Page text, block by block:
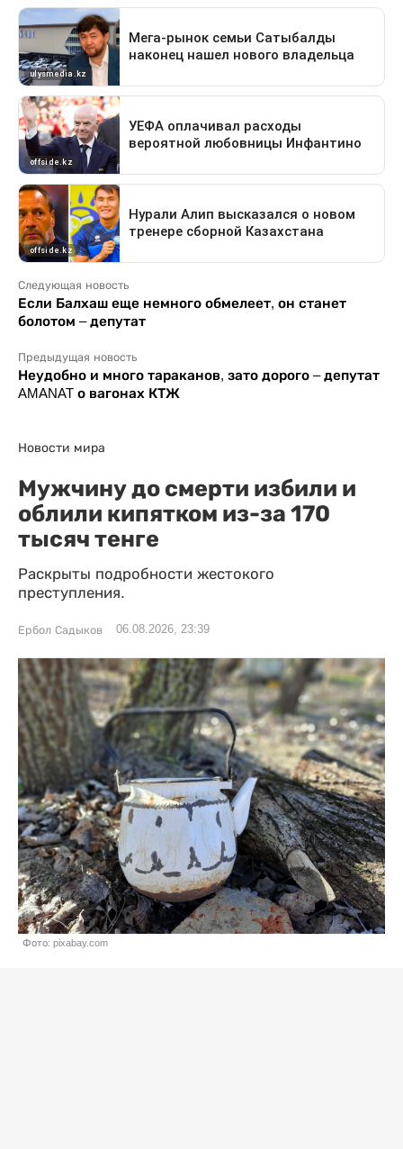
Следующая новость
Если Балхаш еще немного обмелеет, он станет
болотом – депутат
Предыдущая новость
Неудобно и много тараканов, зато дорого – депутат
AMANAT о вагонах КТЖ
Новости мира
Мужчину до смерти избили и
облили кипятком из-за 170
тысяч тенге
Раскрыты подробности жестокого
преступления.
Ербол Садыков 06.08.2026, 23:39
Фото: pixabay.com